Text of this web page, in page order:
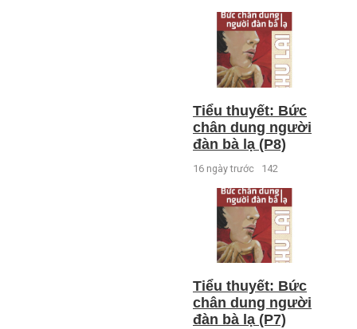
Tiểu thuyết: Bức
chân dung người
đàn bà lạ (P8)
16 ngày trước 142
Tiểu thuyết: Bức
chân dung người
đàn bà lạ (P7)